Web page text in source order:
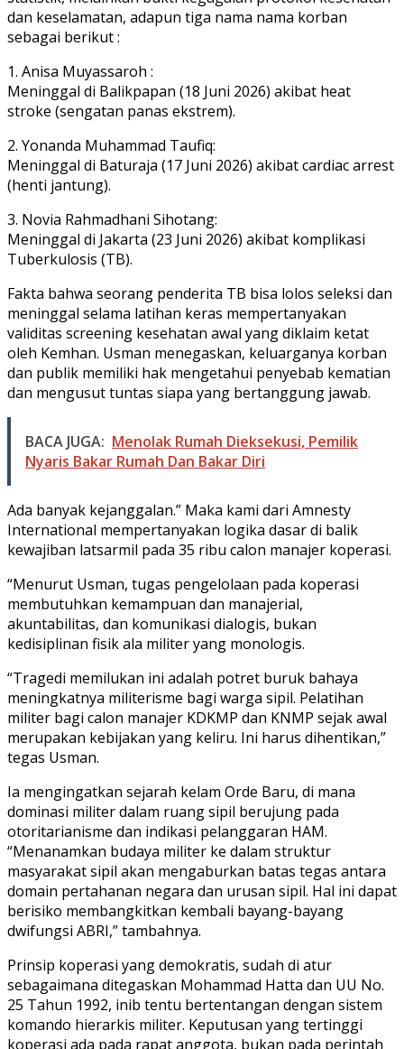
dan keselamatan, adapun tiga nama nama korban
sebagai berikut :
1. Anisa Muyassaroh :
Meninggal di Balikpapan (18 Juni 2026) akibat heat
stroke (sengatan panas ekstrem).
2. Yonanda Muhammad Taufiq:
Meninggal di Baturaja (17 Juni 2026) akibat cardiac arrest
(henti jantung).
3. Novia Rahmadhani Sihotang:
Meninggal di Jakarta (23 Juni 2026) akibat komplikasi
Tuberkulosis (TB).
Fakta bahwa seorang penderita TB bisa lolos seleksi dan
meninggal selama latihan keras mempertanyakan
validitas screening kesehatan awal yang diklaim ketat
oleh Kemhan. Usman menegaskan, keluarganya korban
dan publik memiliki hak mengetahui penyebab kematian
dan mengusut tuntas siapa yang bertanggung jawab.
BACA JUGA: Menolak Rumah Dieksekusi, Pemilik
Nyaris Bakar Rumah Dan Bakar Diri
Ada banyak kejanggalan.” Maka kami dari Amnesty
International mempertanyakan logika dasar di balik
kewajiban latsarmil pada 35 ribu calon manajer koperasi.
“Menurut Usman, tugas pengelolaan pada koperasi
membutuhkan kemampuan dan manajerial,
akuntabilitas, dan komunikasi dialogis, bukan
kedisiplinan fisik ala militer yang monologis.
“Tragedi memilukan ini adalah potret buruk bahaya
meningkatnya militerisme bagi warga sipil. Pelatihan
militer bagi calon manajer KDKMP dan KNMP sejak awal
merupakan kebijakan yang keliru. Ini harus dihentikan,”
tegas Usman.
Ia mengingatkan sejarah kelam Orde Baru, di mana
dominasi militer dalam ruang sipil berujung pada
otoritarianisme dan indikasi pelanggaran HAM.
“Menanamkan budaya militer ke dalam struktur
masyarakat sipil akan mengaburkan batas tegas antara
domain pertahanan negara dan urusan sipil. Hal ini dapat
berisiko membangkitkan kembali bayang-bayang
dwifungsi ABRI,” tambahnya.
Prinsip koperasi yang demokratis, sudah di atur
sebagaimana ditegaskan Mohammad Hatta dan UU No.
25 Tahun 1992, inib tentu bertentangan dengan sistem
komando hierarkis militer. Keputusan yang tertinggi
koperasi ada pada rapat anggota, bukan pada perintah